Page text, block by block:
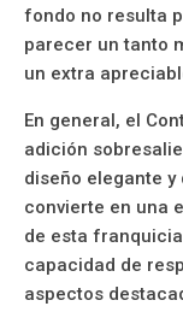
fondo no resulta
parecer un tanto
un extra
En general, el
adición
diseño elegante
convierte en una
de esta
capacidad de
aspectos